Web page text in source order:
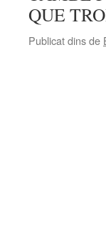
QUE
Publicat dins de